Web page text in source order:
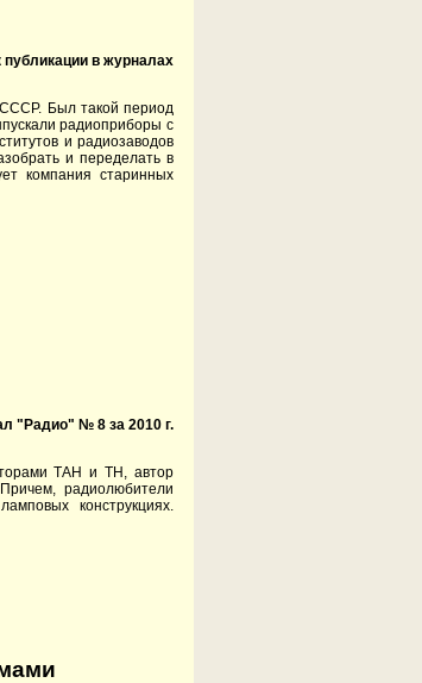
публикации в журналах
Был такой период
радиоприборы с
и радиозаводов
и переделать в
компания старинных
"Радио" № 8 за 2010 г.
ТАН и ТН, автор
радиолюбители
конструкциях.